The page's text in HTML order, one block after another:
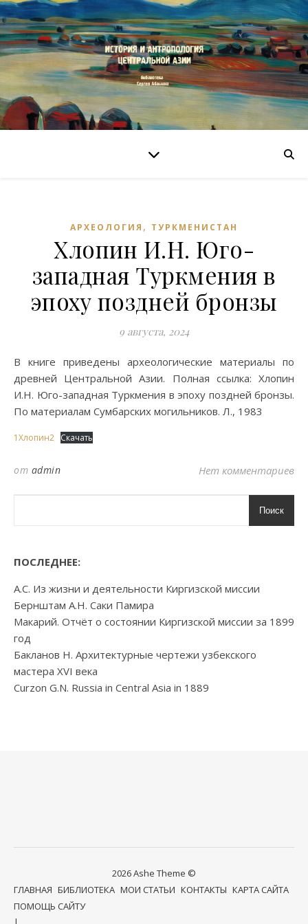
АРХЕОЛОГИЯ , ТУРКМЕНИСТАН
Хлопин И.Н. Юго-
западная Туркмения в
эпоху поздней бронзы
9 августа, 2024
В книге приведены археологические материалы по
древней Центральной Азии. Полная ссылка: Хлопин
И.Н. Юго-западная Туркмения в эпоху поздней бронзы.
По материалам Сумбарских могильников. Л., 1983
1Хлопин2 Скачать
от admin Нет комментариев
Поиск
ПОСЛЕДНЕЕ:
А.С. Из жизни и деятельности Киргизской миссии
Бернштам А.Н. Саки Памира
Макарий. Отчёт о состоянии Киргизской миссии за 1899
год
Бакланов Н. Архитектурные чертежи узбекского
мастера XVI века
Curzon G.N. Russia in Central Asia in 1889
2026 Ashe Theme ©
ГЛАВНАЯ БИБЛИОТЕКА МОИ СТАТЬИ КОНТАКТЫ КАРТА САЙТА
ПОМОЩЬ САЙТУ